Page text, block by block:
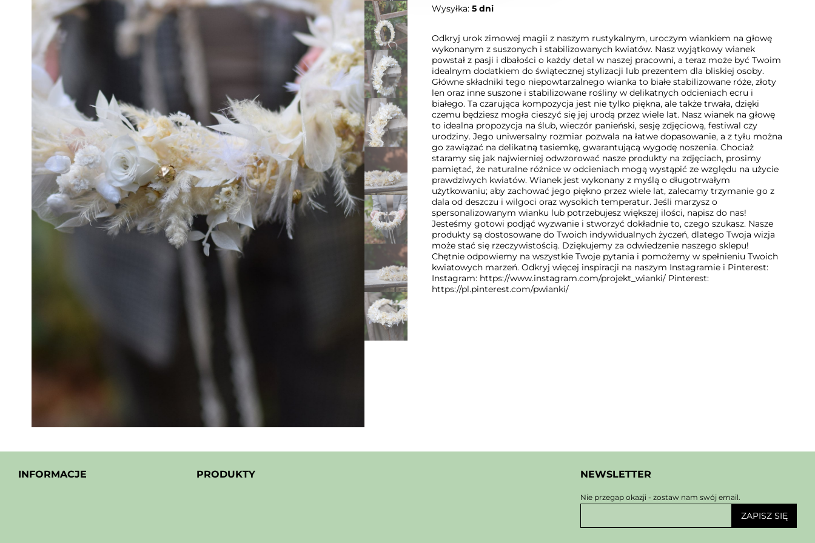
Wysyłka: 5 dni
Odkryj urok zimowej magii z naszym rustykalnym, uroczym wiankiem na głowę
wykonanym z suszonych i stabilizowanych kwiatów. Nasz wyjątkowy wianek
powstał z pasji i dbałości o każdy detal w naszej pracowni, a teraz może być Twoim
idealnym dodatkiem do świątecznej stylizacji lub prezentem dla bliskiej osoby.
Główne składniki tego niepowtarzalnego wianka to białe stabilizowane róże, złoty
len oraz inne suszone i stabilizowane rośliny w delikatnych odcieniach ecru i
białego. Ta czarująca kompozycja jest nie tylko piękna, ale także trwała, dzięki
czemu będziesz mogła cieszyć się jej urodą przez wiele lat. Nasz wianek na głowę
to idealna propozycja na ślub, wieczór panieński, sesję zdjęciową, festiwal czy
urodziny. Jego uniwersalny rozmiar pozwala na łatwe dopasowanie, a z tyłu można
go zawiązać na delikatną tasiemkę, gwarantującą wygodę noszenia. Chociaż
staramy się jak najwierniej odwzorować nasze produkty na zdjęciach, prosimy
pamiętać, że naturalne różnice w odcieniach mogą wystąpić ze względu na użycie
prawdziwych kwiatów. Wianek jest wykonany z myślą o długotrwałym
użytkowaniu; aby zachować jego piękno przez wiele lat, zalecamy trzymanie go z
dala od deszczu i wilgoci oraz wysokich temperatur. Jeśli marzysz o
spersonalizowanym wianku lub potrzebujesz większej ilości, napisz do nas!
Jesteśmy gotowi podjąć wyzwanie i stworzyć dokładnie to, czego szukasz. Nasze
produkty są dostosowane do Twoich indywidualnych życzeń, dlatego Twoja wizja
może stać się rzeczywistością. Dziękujemy za odwiedzenie naszego sklepu!
Chętnie odpowiemy na wszystkie Twoje pytania i pomożemy w spełnieniu Twoich
kwiatowych marzeń. Odkryj więcej inspiracji na naszym Instagramie i Pinterest:
Instagram: https://www.instagram.com/projekt_wianki/ Pinterest:
https://pl.pinterest.com/pwianki/
INFORMACJE PRODUKTY NEWSLETTER
Nie przegap okazji - zostaw nam swój email.
ZAPISZ SIĘ